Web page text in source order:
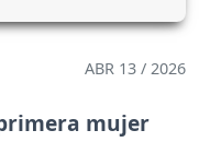
ABR 13 / 2026
mujer